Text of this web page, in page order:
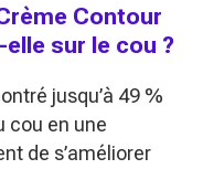
Contour
sur le cou ?
jusqu’à 49 %
cou en une
de s’améliorer